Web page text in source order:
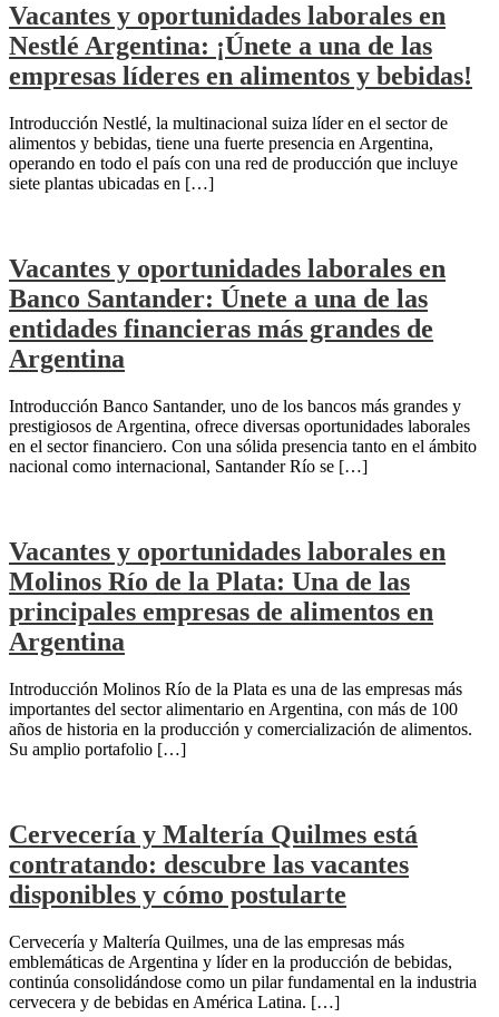
Vacantes y oportunidades laborales en
Nestlé Argentina: ¡Únete a una de las
empresas líderes en alimentos y bebidas!
Introducción Nestlé, la multinacional suiza líder en el sector de
alimentos y bebidas, tiene una fuerte presencia en Argentina,
operando en todo el país con una red de producción que incluye
siete plantas ubicadas en […]
Vacantes y oportunidades laborales en
Banco Santander: Únete a una de las
entidades financieras más grandes de
Argentina
Introducción Banco Santander, uno de los bancos más grandes y
prestigiosos de Argentina, ofrece diversas oportunidades laborales
en el sector financiero. Con una sólida presencia tanto en el ámbito
nacional como internacional, Santander Río se […]
Vacantes y oportunidades laborales en
Molinos Río de la Plata: Una de las
principales empresas de alimentos en
Argentina
Introducción Molinos Río de la Plata es una de las empresas más
importantes del sector alimentario en Argentina, con más de 100
años de historia en la producción y comercialización de alimentos.
Su amplio portafolio […]
Cervecería y Maltería Quilmes está
contratando: descubre las vacantes
disponibles y cómo postularte
Cervecería y Maltería Quilmes, una de las empresas más
emblemáticas de Argentina y líder en la producción de bebidas,
continúa consolidándose como un pilar fundamental en la industria
cervecera y de bebidas en América Latina. […]